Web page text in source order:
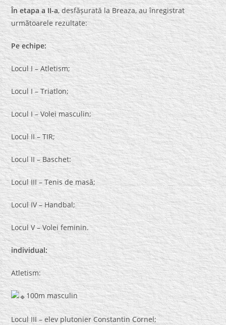
În etapa a II-a, desfășurată la Breaza, au înregistrat
următoarele rezultate:
Pe echipe:
Locul I – Atletism;
Locul I – Triatlon;
Locul I – Volei masculin;
Locul II – TIR;
Locul II – Baschet:
Locul III – Tenis de masă;
Locul IV – Handbal;
Locul V – Volei feminin.
individual:
Atletism:
100m masculin
Locul III – elev plutonier Constantin Cornel;